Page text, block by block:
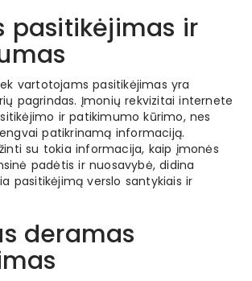
pasitikėjimas ir
vartotojams pasitikėjimas yra
pagrindas. Įmonių rekvizitai internete
ir patikimumo kūrimo, nes
patikrinamą informaciją.
su tokia informacija, kaip įmonės
padėtis ir nuosavybė, didina
pasitikėjimą verslo santykiais ir
deramas